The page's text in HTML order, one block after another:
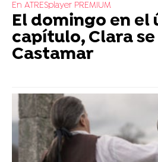
En ATRESplayer PREMIUM
El domingo en el
capítulo, Clara
Castamar